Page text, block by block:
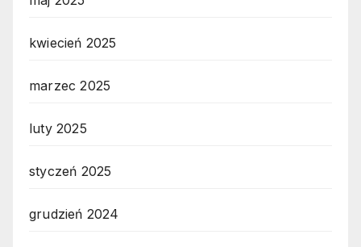
kwiecień 2025
marzec 2025
luty 2025
styczeń 2025
grudzień 2024